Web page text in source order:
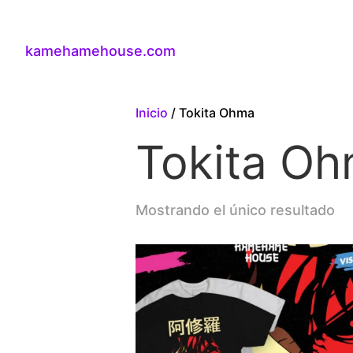
kamehamehouse.com
Inicio / Tokita Ohma
Tokita
Mostrando el único resultado